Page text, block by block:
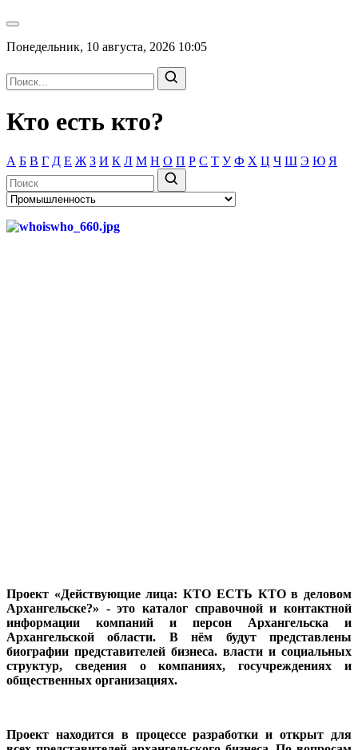
Понедельник, 10 августа, 2026 10:05
Кто есть кто?
А Б В Г Д Е Ж З И К Л М Н О П Р С Т У Ф Х Ц Ч Ш Э Ю Я
Проект «Действующие лица: КТО ЕСТЬ КТО в деловом
Архангельске?» - это каталог справочной и контактной
информации компаний и персон Архангельска и
Архангельской области. В нём будут представлены
биографии представителей бизнеса. власти и социальных
структур, сведения о компаниях, госучреждениях и
общественных организациях.
Проект находится в процессе разработки и открыт для